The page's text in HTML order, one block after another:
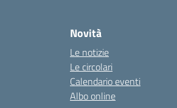
Novità
Le notizie
Le circolari
Calendario eventi
Albo online